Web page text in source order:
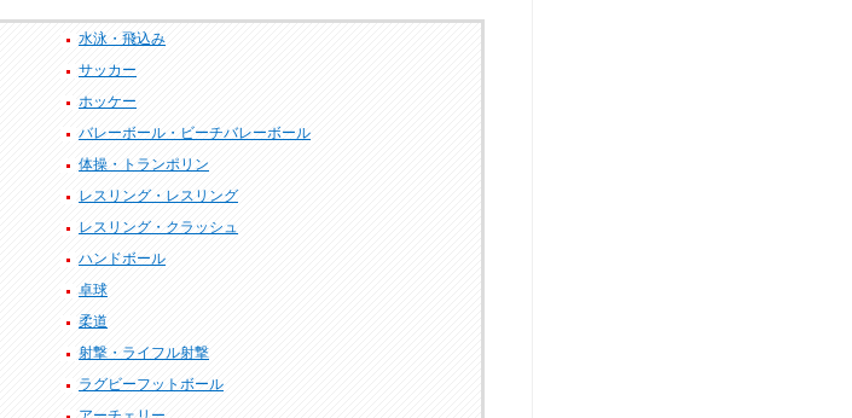
水泳・飛込み
サッカー
ホッケー
バレーボール・ビーチバレーボール
体操・トランポリン
レスリング・レスリング
レスリング・クラッシュ
ハンドボール
卓球
柔道
射撃・ライフル射撃
ラグビーフットボール